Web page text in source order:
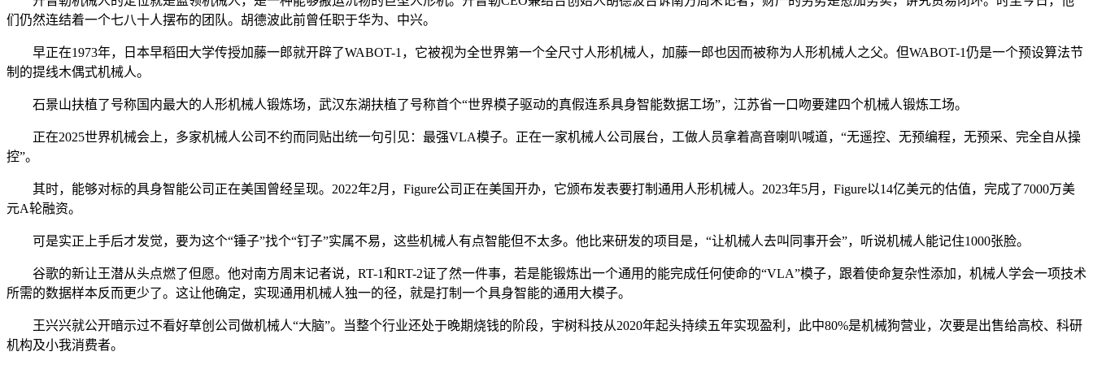
们仍然连结着一个七八十人摆布的团队。胡德波此前曾任职于华为、中兴。
早正在1973年，日本早稻田大学传授加藤一郎就开辟了WABOT-1，它被视为全世界第一个全尺寸人形机械人，加藤一郎也因而被称为人形机械人之父。但WABOT-1仍是一个预设算法节
制的提线木偶式机械人。
石景山扶植了号称国内最大的人形机械人锻炼场，武汉东湖扶植了号称首个“世界模子驱动的真假连系具身智能数据工场”，江苏省一口吻要建四个机械人锻炼工场。
正在2025世界机械会上，多家机械人公司不约而同贴出统一句引见：最强VLA模子。正在一家机械人公司展台，工做人员拿着高音喇叭喊道，“无遥控、无预编程，无预采、完全自从操
控”。
其时，能够对标的具身智能公司正在美国曾经呈现。2022年2月，Figure公司正在美国开办，它颁布发表要打制通用人形机械人。2023年5月，Figure以14亿美元的估值，完成了7000万美
元A轮融资。
可是实正上手后才发觉，要为这个“锤子”找个“钉子”实属不易，这些机械人有点智能但不太多。他比来研发的项目是，“让机械人去叫同事开会”，听说机械人能记住1000张脸。
谷歌的新让王潜从头点燃了但愿。他对南方周末记者说，RT-1和RT-2证了然一件事，若是能锻炼出一个通用的能完成任何使命的“VLA”模子，跟着使命复杂性添加，机械人学会一项技术
所需的数据样本反而更少了。这让他确定，实现通用机械人独一的径，就是打制一个具身智能的通用大模子。
王兴兴就公开暗示过不看好草创公司做机械人“大脑”。当整个行业还处于晚期烧钱的阶段，宇树科技从2020年起头持续五年实现盈利，此中80%是机械狗营业，次要是出售给高校、科研
机构及小我消费者。